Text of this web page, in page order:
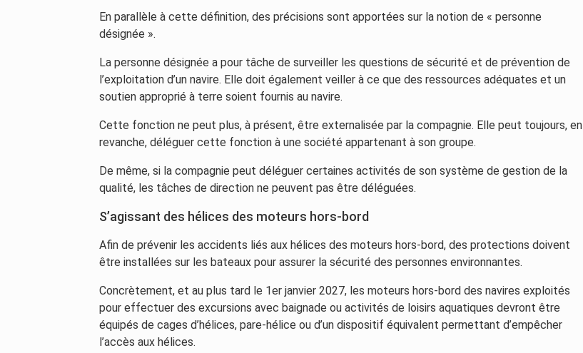
En parallèle à cette définition, des précisions sont apportées sur la notion de « personne
désignée ».
La personne désignée a pour tâche de surveiller les questions de sécurité et de prévention de
l’exploitation d’un navire. Elle doit également veiller à ce que des ressources adéquates et un
soutien approprié à terre soient fournis au navire.
Cette fonction ne peut plus, à présent, être externalisée par la compagnie. Elle peut toujours, en
revanche, déléguer cette fonction à une société appartenant à son groupe.
De même, si la compagnie peut déléguer certaines activités de son système de gestion de la
qualité, les tâches de direction ne peuvent pas être déléguées.
S’agissant des hélices des moteurs hors-bord
Afin de prévenir les accidents liés aux hélices des moteurs hors-bord, des protections doivent
être installées sur les bateaux pour assurer la sécurité des personnes environnantes.
Concrètement, et au plus tard le 1er janvier 2027, les moteurs hors-bord des navires exploités
pour effectuer des excursions avec baignade ou activités de loisirs aquatiques devront être
équipés de cages d’hélices, pare-hélice ou d’un dispositif équivalent permettant d’empêcher
l’accès aux hélices.